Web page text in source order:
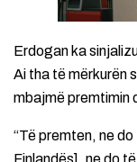
Erdogan ka
Ai tha të mërkurën
mbajmë premtimin
“Të premten, ne